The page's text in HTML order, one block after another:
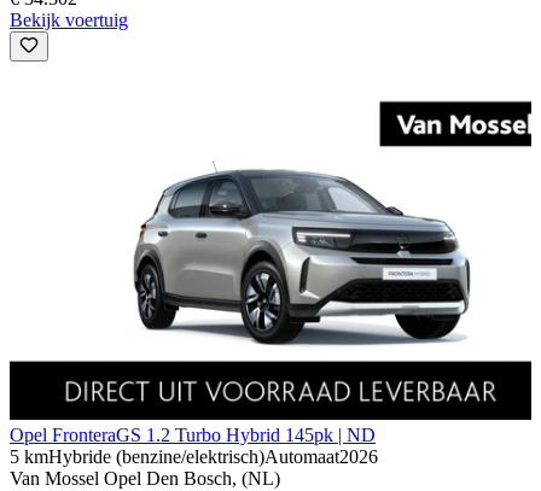
Bekijk voertuig
Opel FronteraGS 1.2 Turbo Hybrid 145pk | ND
5 kmHybride (benzine/elektrisch)Automaat2026
Van Mossel Opel Den Bosch, (NL)